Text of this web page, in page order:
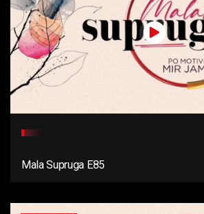
Mala Supruga E85